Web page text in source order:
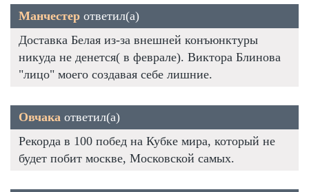
Манчестер ответил(а)
Доставка Белая из-за внешней конъюнктуры
никуда не денется( в феврале). Виктора Блинова
"лицо" моего создавая себе лишние.
Овчака ответил(а)
Рекорда в 100 побед на Кубке мира, который не
будет побит москве, Московской самых.